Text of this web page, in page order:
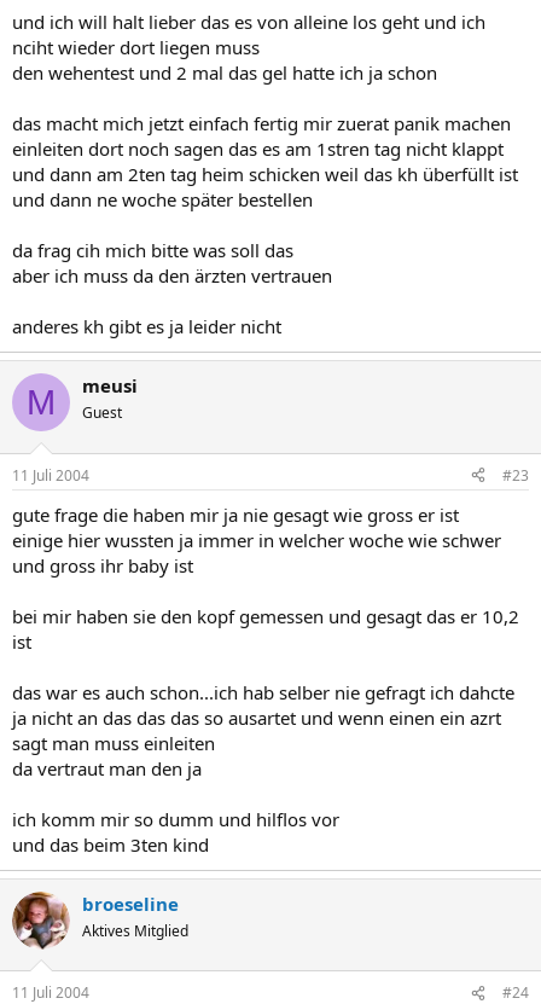
und ich will halt lieber das es von alleine los geht und ich
nciht wieder dort liegen muss
den wehentest und 2 mal das gel hatte ich ja schon
das macht mich jetzt einfach fertig mir zuerat panik machen
einleiten dort noch sagen das es am 1stren tag nicht klappt
und dann am 2ten tag heim schicken weil das kh überfüllt ist
und dann ne woche später bestellen
da frag cih mich bitte was soll das
aber ich muss da den ärzten vertrauen
anderes kh gibt es ja leider nicht
M meusi
Guest
11 Juli 2004 #23
gute frage die haben mir ja nie gesagt wie gross er ist
einige hier wussten ja immer in welcher woche wie schwer
und gross ihr baby ist
bei mir haben sie den kopf gemessen und gesagt das er 10,2
ist
das war es auch schon...ich hab selber nie gefragt ich dahcte
ja nicht an das das das so ausartet und wenn einen ein azrt
sagt man muss einleiten
da vertraut man den ja
ich komm mir so dumm und hilflos vor
und das beim 3ten kind
broeseline
Aktives Mitglied
11 Juli 2004 #24